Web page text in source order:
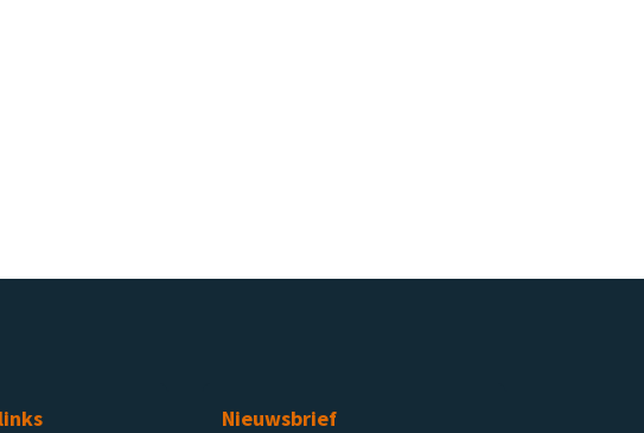
Nieuwsbrief